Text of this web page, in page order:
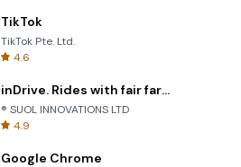
TikTok
TikTok Pte. Ltd.
4.6
inDrive. Rides with fair fares
® SUOL INNOVATIONS LTD
4.9
Google Chrome